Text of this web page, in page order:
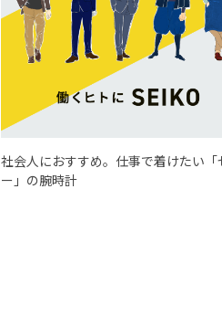
社会人におすすめ。仕事で着けたい「
ー」の腕時計